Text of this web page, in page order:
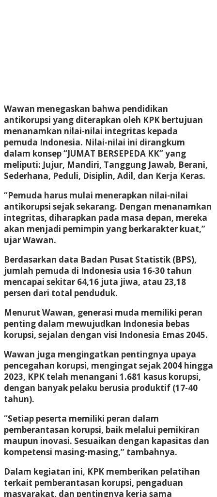
Wawan menegaskan bahwa pendidikan
antikorupsi yang diterapkan oleh KPK bertujuan
menanamkan nilai-nilai integritas kepada
pemuda Indonesia. Nilai-nilai ini dirangkum
dalam konsep “JUMAT BERSEPEDA KK” yang
meliputi: Jujur, Mandiri, Tanggung Jawab, Berani,
Sederhana, Peduli, Disiplin, Adil, dan Kerja Keras.
“Pemuda harus mulai menerapkan nilai-nilai
antikorupsi sejak sekarang. Dengan menanamkan
integritas, diharapkan pada masa depan, mereka
akan menjadi pemimpin yang berkarakter kuat,”
ujar Wawan.
Berdasarkan data Badan Pusat Statistik (BPS),
jumlah pemuda di Indonesia usia 16-30 tahun
mencapai sekitar 64,16 juta jiwa, atau 23,18
persen dari total penduduk.
Menurut Wawan, generasi muda memiliki peran
penting dalam mewujudkan Indonesia bebas
korupsi, sejalan dengan visi Indonesia Emas 2045.
Wawan juga mengingatkan pentingnya upaya
pencegahan korupsi, mengingat sejak 2004 hingga
2023, KPK telah menangani 1.681 kasus korupsi,
dengan banyak pelaku berusia produktif (17-40
tahun).
“Setiap peserta memiliki peran dalam
pemberantasan korupsi, baik melalui pemikiran
maupun inovasi. Sesuaikan dengan kapasitas dan
kompetensi masing-masing,” tambahnya.
Dalam kegiatan ini, KPK memberikan pelatihan
terkait pemberantasan korupsi, pengaduan
masyarakat, dan pentingnya kerja sama